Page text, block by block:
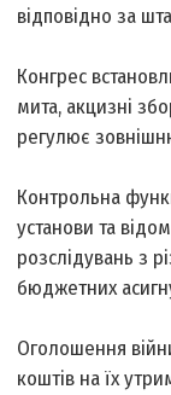
відповідно за
Конгрес
мита, акцизні
регулює
Контрольна
установи та
розслідувань з
бюджетних
Оголошення
коштів на їх